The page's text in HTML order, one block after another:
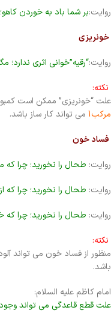
روایت:بر شما باد به خوردن
خونریزی
روایت:“رقیه”خوانی اثری ندارد؛ مگر در سه چیز= 1: رفع
نکته:
علت “خونریزی” ممکن است
مرکب1 می تواند کار ساز باشد.
فساد خون
روایت: طحال را نخورید؛ چرا
روایت: طحال را نخورید؛ چرا
روایت: طحال را نخورید؛ چرا
نکته:
منظور از فساد خون می تواند
باشد.
امام کاظم علیه السلام:
علت قطع قاعدگی می تواند